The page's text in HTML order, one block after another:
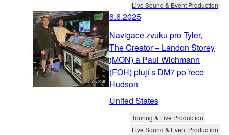
Live Sound & Event Production
6.6.2025
Navigace zvuku pro Tyler,
The Creator – Landon Storey
(MON) a Paul Wichmann
(FOH) plují s DM7 po řece
Hudson
United States
Touring & Live Production
Live Sound & Event Production